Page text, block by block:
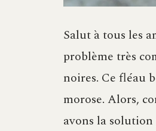
Salut à tous les
problème très
noires. Ce fléau
morose. Alors,
avons la